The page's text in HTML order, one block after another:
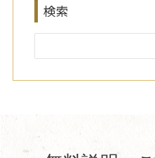
検索